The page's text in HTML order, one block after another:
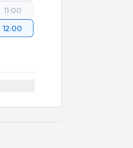
11:00
12:00